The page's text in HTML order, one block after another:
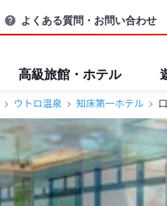
よくある質問・お問い合わせ
高級旅館・ホテル
ウトロ温泉 知床第一ホテル